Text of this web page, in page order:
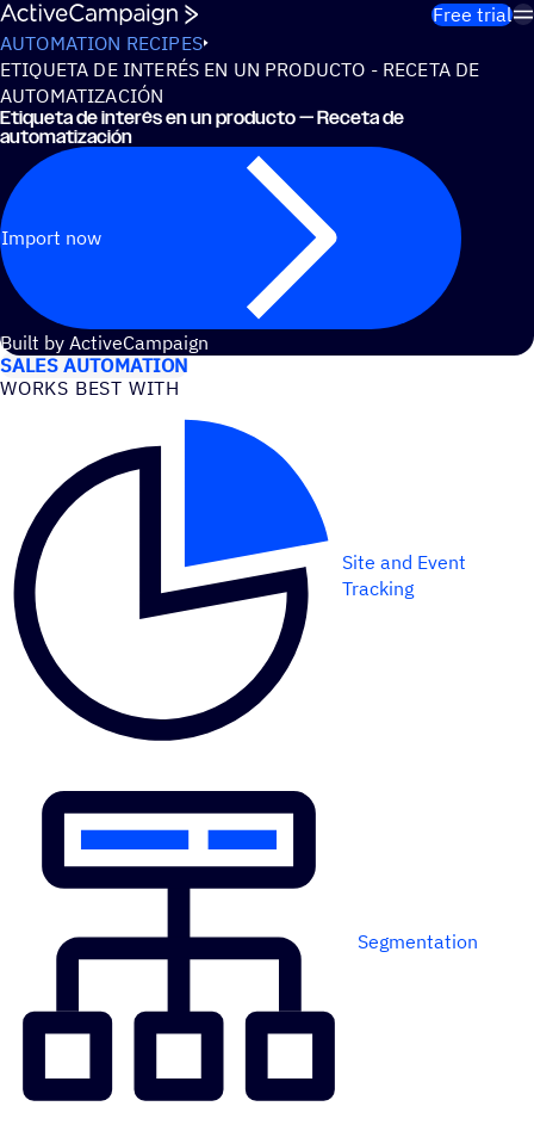
Skip to content
Free trial
AUTOMATION RECIPES
ETIQUETA DE INTERÉS EN UN PRODUCTO - RECETA DE
AUTOMATIZACIÓN
Etiqueta de interés en un producto — Receta de
automatización
Import now
Built by ActiveCampaign
USE CASES
SALES AUTOMATION
WORKS BEST WITH
Site and Event
Tracking
Segmentation